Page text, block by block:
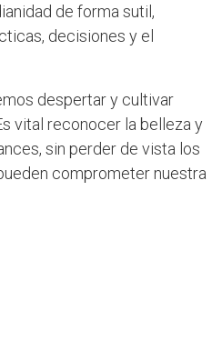
de forma sutil,
decisiones y el
despertar y cultivar
vital reconocer la belleza y
sin perder de vista los
comprometer nuestra